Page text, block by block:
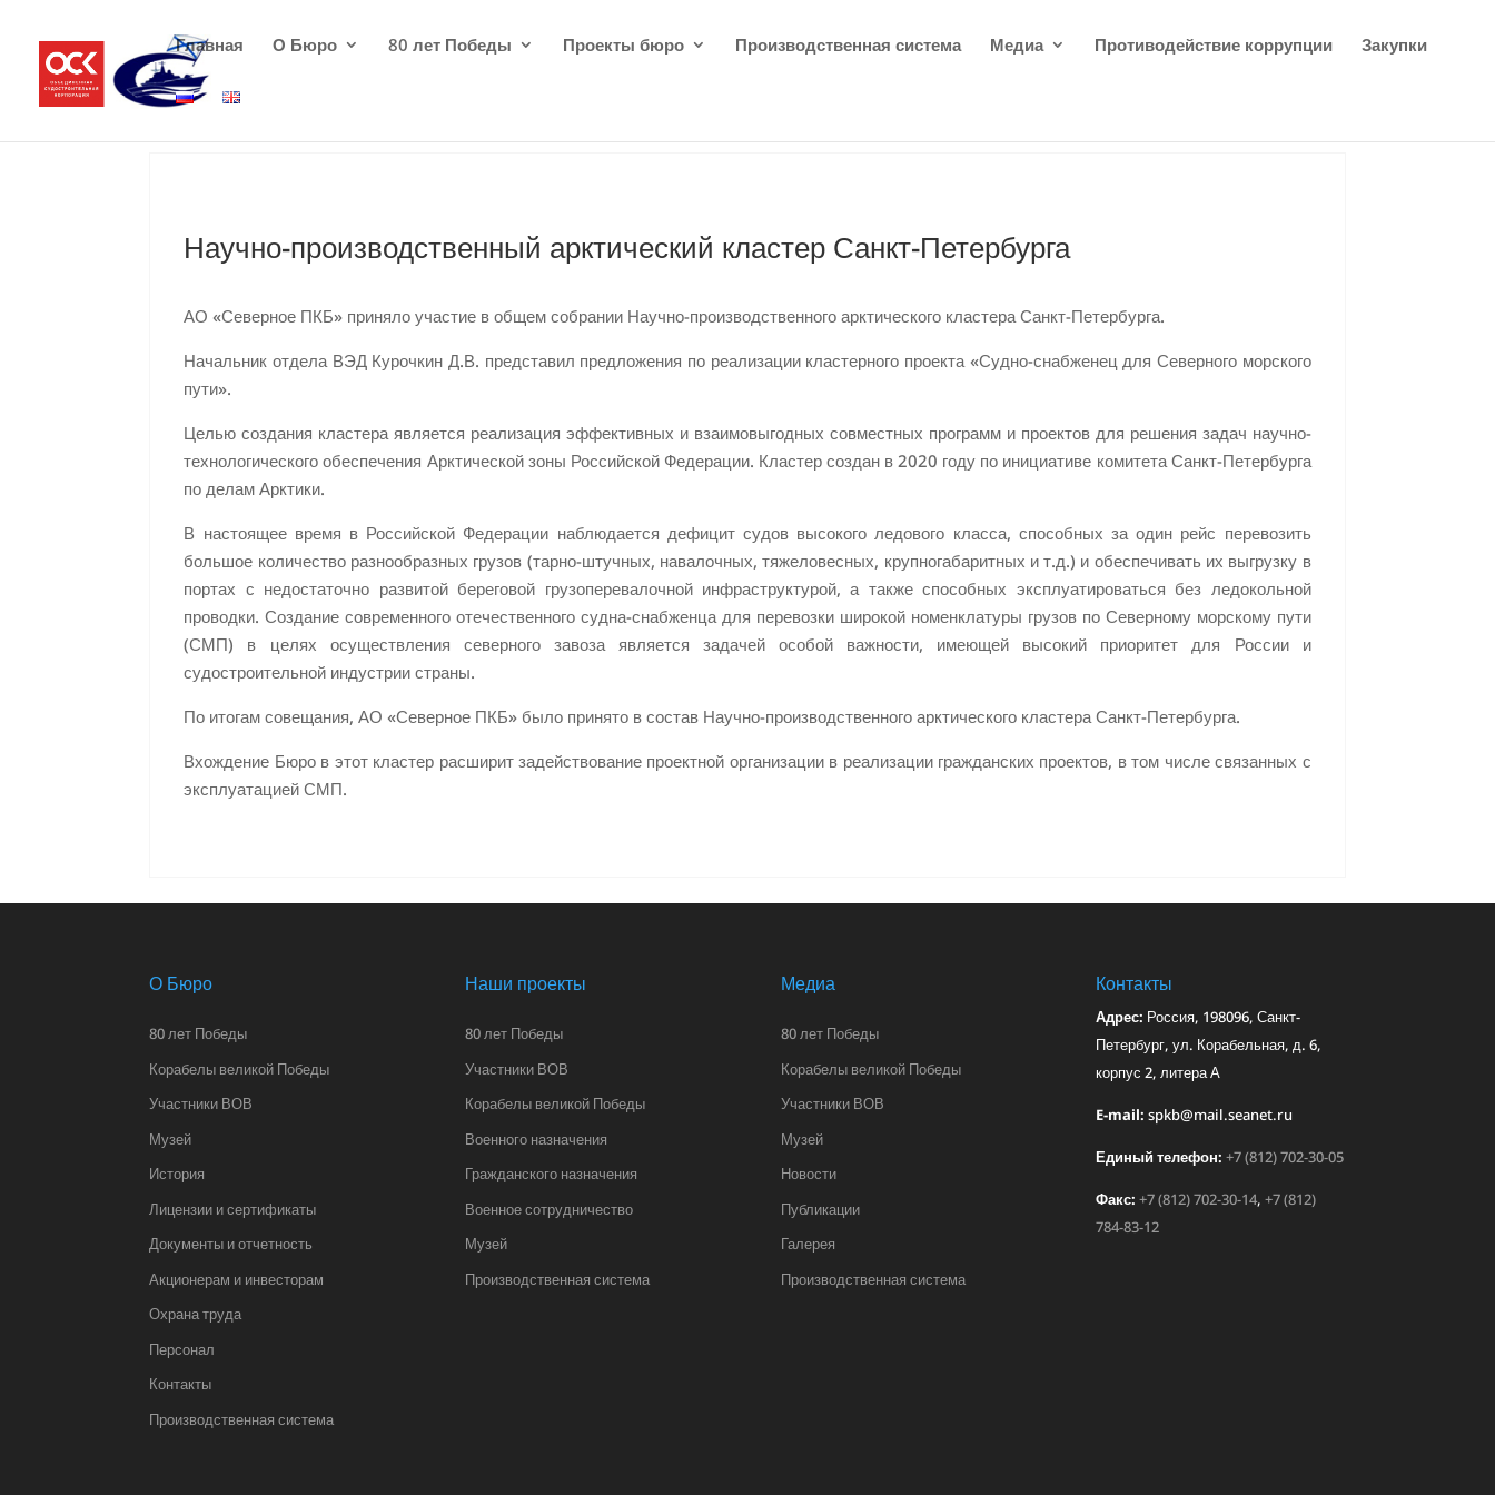
Главная О Бюро 80 лет Победы Проекты бюро Производственная система Медиа Противодействие коррупции Закупки
Научно-производственный арктический кластер Санкт-Петербурга
АО «Северное ПКБ» приняло участие в общем собрании Научно-производственного арктического кластера Санкт-Петербурга.
Начальник отдела ВЭД Курочкин Д.В. представил предложения по реализации кластерного проекта «Судно-снабженец для Северного морского
пути».
Целью создания кластера является реализация эффективных и взаимовыгодных совместных программ и проектов для решения задач научно-
технологического обеспечения Арктической зоны Российской Федерации. Кластер создан в 2020 году по инициативе комитета Санкт-Петербурга
по делам Арктики.
В настоящее время в Российской Федерации наблюдается дефицит судов высокого ледового класса, способных за один рейс перевозить
большое количество разнообразных грузов (тарно-штучных, навалочных, тяжеловесных, крупногабаритных и т.д.) и обеспечивать их выгрузку в
портах с недостаточно развитой береговой грузоперевалочной инфраструктурой, а также способных эксплуатироваться без ледокольной
проводки. Создание современного отечественного судна-снабженца для перевозки широкой номенклатуры грузов по Северному морскому пути
(СМП) в целях осуществления северного завоза является задачей особой важности, имеющей высокий приоритет для России и
судостроительной индустрии страны.
По итогам совещания, АО «Северное ПКБ» было принято в состав Научно-производственного арктического кластера Санкт-Петербурга.
Вхождение Бюро в этот кластер расширит задействование проектной организации в реализации гражданских проектов, в том числе связанных с
эксплуатацией СМП.
О Бюро
80 лет Победы
Корабелы великой Победы
Участники ВОВ
Музей
История
Лицензии и сертификаты
Документы и отчетность
Акционерам и инвесторам
Охрана труда
Персонал
Контакты
Производственная система
Наши проекты
80 лет Победы
Участники ВОВ
Корабелы великой Победы
Военного назначения
Гражданского назначения
Военное сотрудничество
Музей
Производственная система
Медиа
80 лет Победы
Корабелы великой Победы
Участники ВОВ
Музей
Новости
Публикации
Галерея
Производственная система
Контакты
Адрес: Россия, 198096, Санкт-
Петербург, ул. Корабельная, д. 6,
корпус 2, литера А
E-mail: spkb@mail.seanet.ru
Единый телефон:+7 (812) 702-30-05
Факс: +7 (812) 702-30-14,+7 (812)
784-83-12